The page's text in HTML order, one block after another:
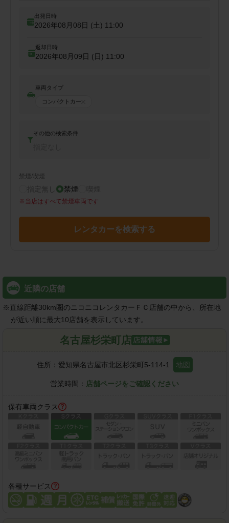
出発日時
2026年08月08日 (土) 11:00
返却日時
2026年08月09日 (日) 11:00
車両タイプ
コンパクトカー
その他の検索条件
禁煙/喫煙
指定無し 禁煙 喫煙
※ 当店はすべて禁煙車両です
レンタカーを検索する
近隣の店舗
※直線距離30km圏のニコニコレンタカーＦＣ店舗の中から、所在地
が近い順に最大10店舗を表示しています。
名古屋杉栄町店
住所： 愛知県名古屋市北区杉栄町5-114-1 地図
営業時間： 店舗ページをご確認ください
保有車両クラス
各種サービス